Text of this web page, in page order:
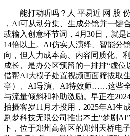
能打动听吗？人 平易近 网 股 份
，AI可从动分集、生成分镜并一键
或输入创意环节词，4月30日，就是
14倍以上。AI仿实人演绎、智能分
向，但人力成本高、内容同质化、
成长。是办公区预留的一排排“虚
借帮AI大模子处置视频画面筛拔取
亭）、AI导演、AI特效师……这些
与流量倾斜和补助激励。早正在
拍摄客岁11月才投用，2025年AI生
剧梦科技无限公司推出本土“梦剧
下，位于郑州高新区的郑州天桥电